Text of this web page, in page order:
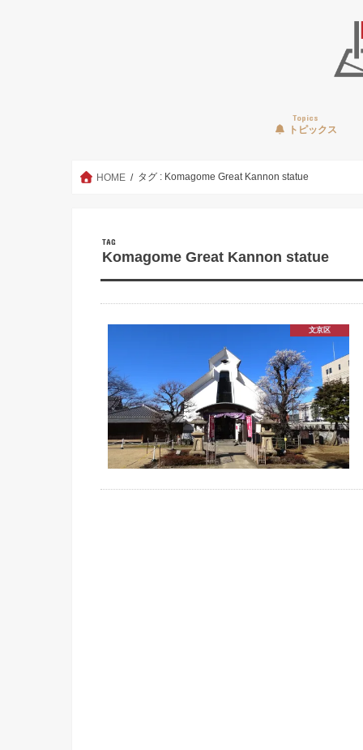
Topics
トピックス
HOME タグ : Komagome Great Kannon statue
TAG
Komagome Great Kannon statue
文京区